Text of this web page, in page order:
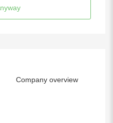
Company overview